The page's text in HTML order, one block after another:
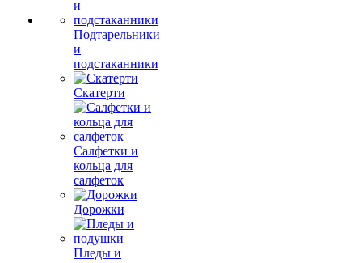
Подтарельники
и
подстаканники
Скатерти
Салфетки и
кольца для
салфеток
Дорожки
Пледы и